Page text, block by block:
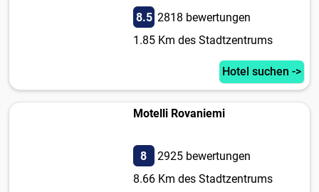
8.5 2818 bewertungen
1.85 Km des Stadtzentrums
Hotel suchen ->
Motelli Rovaniemi
8
2925 bewertungen
8.66 Km des Stadtzentrums